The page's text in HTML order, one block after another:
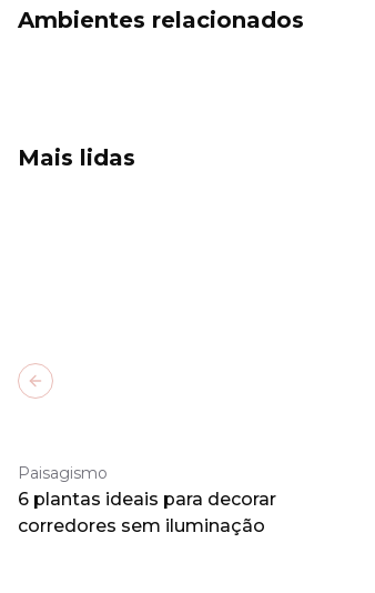
Ambientes relacionados
Mais lidas
Paisagismo
6 plantas ideais para decorar
corredores sem iluminação
Previous slide